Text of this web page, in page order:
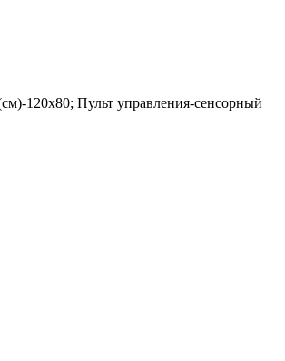
120x80; Пульт управления-сенсорный